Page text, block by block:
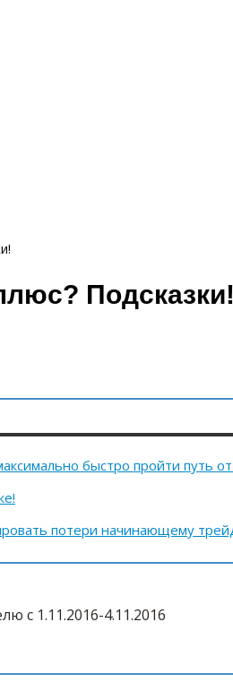
Подсказки!
быстро пройти путь
потери начинающему
с 1.11.2016-4.11.2016